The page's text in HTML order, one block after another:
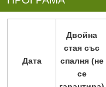
Дата
Двойна
стая със
спалня (не
се